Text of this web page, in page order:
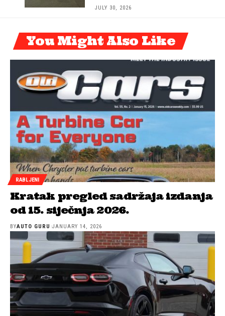
JULY 30, 2026
You Might Also Like
RABLJENI
Kratak pregled sadržaja izdanja
od 15. siječnja 2026.
BYAUTO GURU JANUARY 14, 2026